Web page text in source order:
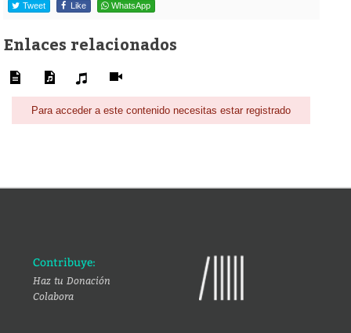
Tweet Like WhatsApp
Enlaces relacionados
Para acceder a este contenido necesitas estar registrado
Contribuye:
Haz tu Donación
Colabora